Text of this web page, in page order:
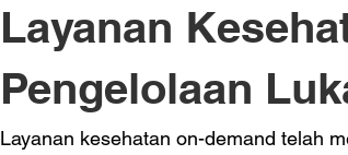
Layanan
Pengelolaan
Layanan kesehatan on-demand telah